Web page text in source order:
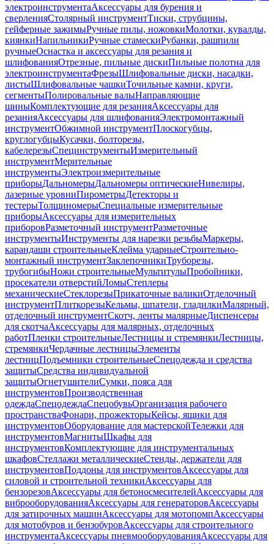
электроинструментаАксессуары для бурения и
сверленияСтолярный инструментТиски, струбцины,
гейферные зажимыРучные пилы, ножовкиМолотки, кувалды,
киянкиНапильникиРучные стамескиРубанки, рашпили
ручныеОснастка и аксессуары для резания и
шлифованияОтрезные, пильные дискиПильные полотна для
электроинструментаФрезыШлифовальные диски, насадки,
листыШлифовальные чашкиТочильные камни, круги,
сегментыПолировальные валыНаправляющие
шиныКомплектующие для резанияАксессуары для
резанияАксессуары для шлифованияЭлектромонтажный
инструментОбжимной инструментПлоскогубцы,
круглогубцыКусачки, болторезы,
кабелерезыСпецинструментыИзмерительный
инструментМерительные
инструментыЭлектроизмерительные
приборыДальномерыДальномеры оптическиеНивелиры,
лазерные уровниПирометрыДетекторы и
тестерыТолщиномерыСпециальные измерительные
приборыАксессуары для измерительных
приборовРазметочный инструментРазметочные
инструментыИнструменты для нарезки резьбыМаркеры,
карандаши строительныеКлейма ударныеСтроительно-
монтажный инструментЗаклепочникиТруборезы,
трубогибыНожи строительныеМультитулыПробойники,
просекатели отверстийЛомыСтеплеры
механическиеСтеклорезыПрикаточные валикиОтделочный
инструментПлиткорезыКельмы, шпатели, гладилкиМалярный,
отделочный инструментСкотч, ленты малярныеДиспенсеры
для скотчаАксессуары для малярных, отделочных
работПленки строительныеЛестницы и стремянкиЛестницы,
стремянкиЧердачные лестницыЭлементы
лестницПодъемники строительныеСпецодежда и средства
защитыСредства индивидуальной
защитыОгнетушителиСумки, пояса для
инструментовПроизводственная
одеждаСпецодеждаСпецобувьОрганизация рабочего
пространстваФонари, прожекторыКейсы, ящики для
инструментовОборудование для мастерскойТележки для
инструментовМагнитыШкафы для
инструментовКомплектующие для инструментальных
шкафовСтеллажи металлическиеСтенды, держатели для
инструментовПоддоны для инструментовАксессуары для
силовой и строительной техникиАксессуары для
бензорезовАксессуары для бетоносмесителейАксессуары для
виброоборудованияАксессуары для генераторовАксессуары
для затирочных машинАксессуары для мотопомпАксессуары
для мотобуров и бензобуровАксессуары для строительного
инструментаАксессуары пневмооборудованияАксессуары для